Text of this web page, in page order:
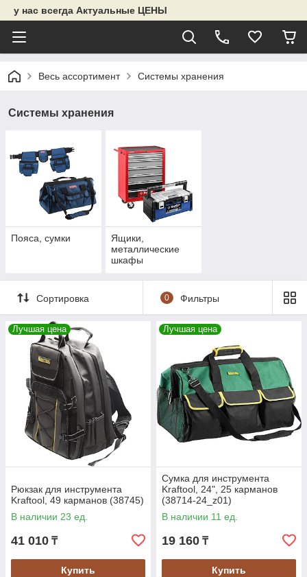
у нас всегда Актуальные ЦЕНЫ
Весь ассортимент Системы хранения
Системы хранения
Пояса, сумки
Ящики,
металлические
шкафы
Сортировка 0 Фильтры
Лучшая цена
Рюкзак для инструмента
Kraftool, 49 карманов (38745)
В наличии 23 ед.
41 010 ₸
Купить
Лучшая цена
Сумка для инструмента
Kraftool, 24", 25 карманов
(38714-24_z01)
В наличии 11 ед.
19 160 ₸
Купить